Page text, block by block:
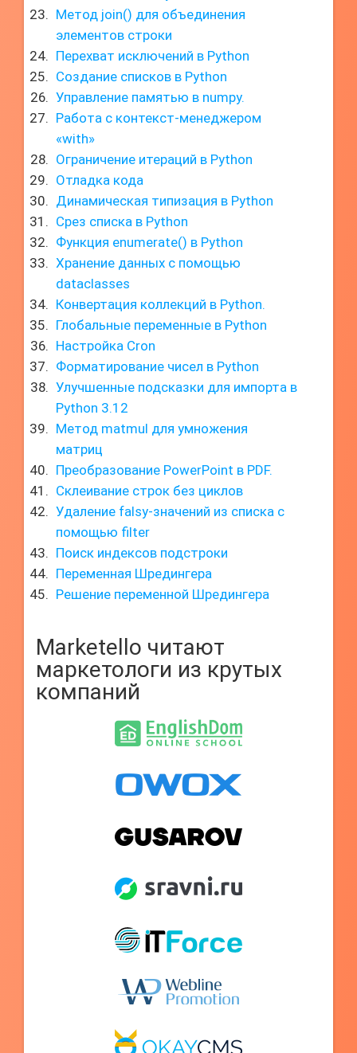
Метод join() для объединения
элементов строки
Перехват исключений в Python
Создание списков в Python
Управление памятью в numpy.
Работа с контекст-менеджером
«with»
Ограничение итераций в Python
Отладка кода
Динамическая типизация в Python
Срез списка в Python
Функция enumerate() в Python
Хранение данных с помощью
dataclasses
Конвертация коллекций в Python.
Глобальные переменные в Python
Настройка Cron
Форматирование чисел в Python
Улучшенные подсказки для импорта в
Python 3.12
Метод matmul для умножения
матриц
Преобразование PowerPoint в PDF.
Склеивание строк без циклов
Удаление falsy-значений из списка с
помощью filter
Поиск индексов подстроки
Переменная Шредингера
Решение переменной Шредингера
Marketello читают
маркетологи из крутых
компаний